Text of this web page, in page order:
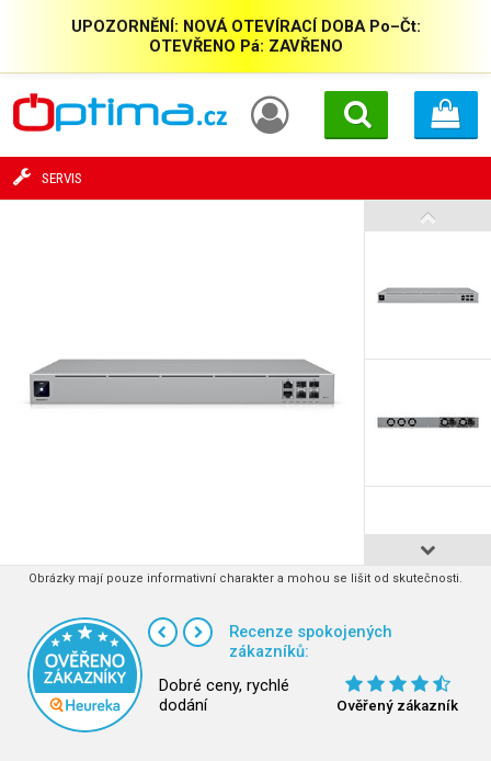
UPOZORNĚNÍ: NOVÁ OTEVÍRACÍ DOBA Po–Čt:
OTEVŘENO Pá: ZAVŘENO
SERVIS
Obrázky mají pouze informativní charakter a mohou se lišit od skutečnosti.
Recenze spokojených
zákazníků:
Dobré ceny, rychlé
dodání
Ověřený zákazník